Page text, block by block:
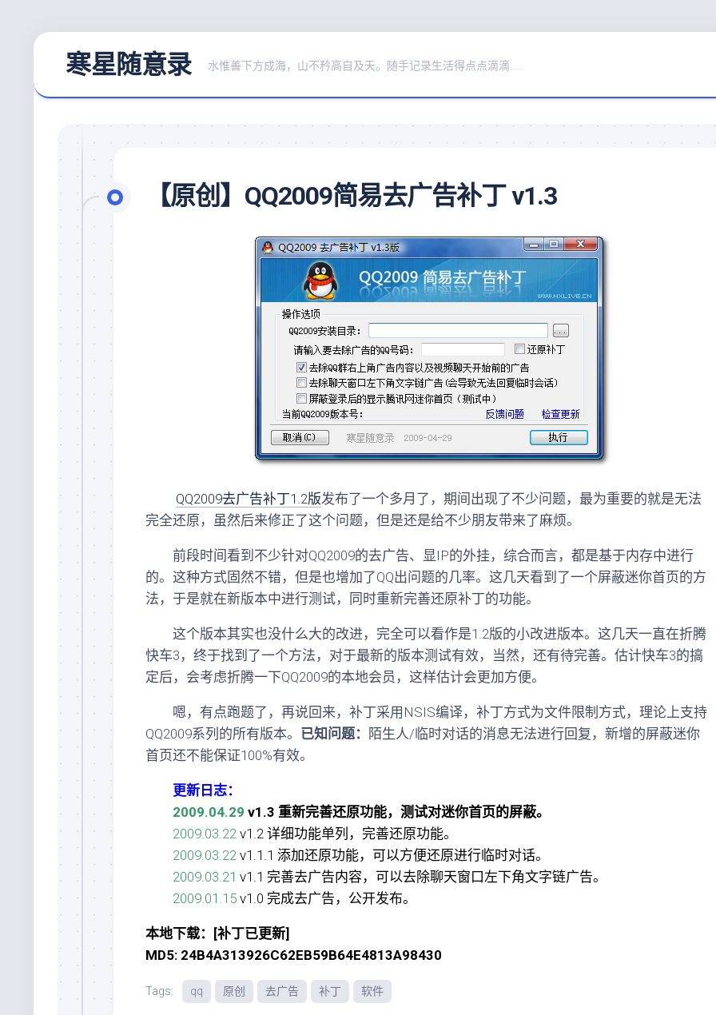
寒星随意录 水惟善下方成海，山不矜高自及天。随手记录生活得点点滴滴……
【原创】QQ2009简易去广告补丁 v1.3
QQ2009去广告补丁1.2版发布了一个多月了，期间出现了不少问题，最为重要的就是无法
完全还原，虽然后来修正了这个问题，但是还是给不少朋友带来了麻烦。
前段时间看到不少针对QQ2009的去广告、显IP的外挂，综合而言，都是基于内存中进行
的。这种方式固然不错，但是也增加了QQ出问题的几率。这几天看到了一个屏蔽迷你首页的方
法，于是就在新版本中进行测试，同时重新完善还原补丁的功能。
这个版本其实也没什么大的改进，完全可以看作是1.2版的小改进版本。这几天一直在折腾
快车3，终于找到了一个方法，对于最新的版本测试有效，当然，还有待完善。估计快车3的搞
定后，会考虑折腾一下QQ2009的本地会员，这样估计会更加方便。
嗯，有点跑题了，再说回来，补丁采用NSIS编译，补丁方式为文件限制方式，理论上支持
QQ2009系列的所有版本。 已知问题：
陌生人/临时对话的消息无法进行回复，新增的屏蔽迷你
首页还不能保证100%有效。
更新日志：
2009.04.29 v1.3 重新完善还原功能，测试对迷你首页的屏蔽。
2009.03.22 v1.2 详细功能单列，完善还原功能。
2009.03.22 v1.1.1 添加还原功能，可以方便还原进行临时对话。
2009.03.21 v1.1 完善去广告内容，可以去除聊天窗口左下角文字链广告。
2009.01.15 v1.0 完成去广告，公开发布。
本地下载：[补丁已更新]
MD5: 24B4A313926C62EB59B64E4813A98430
Tags: qq 原创 去广告 补丁 软件